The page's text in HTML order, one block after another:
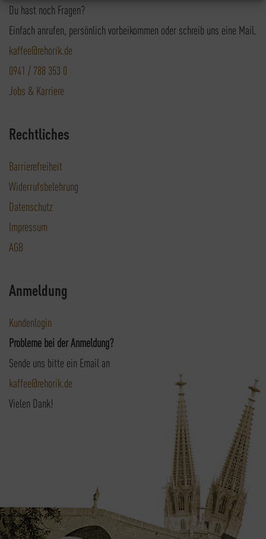
Du hast noch Fragen?
Einfach anrufen, persönlich vorbeikommen oder schreib uns eine Mail.
kaffee@rehorik.de
0941 / 788 353 0
Jobs & Karriere
Rechtliches
Barrierefreiheit
Widerrufsbelehrung
Datenschutz
Impressum
AGB
Anmeldung
Kundenlogin
Probleme bei der Anmeldung?
Sende uns bitte ein Email an
kaffee@rehorik.de
Vielen Dank!